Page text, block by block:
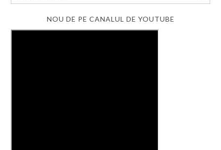
NOU DE PE CANALUL DE YOUTUBE